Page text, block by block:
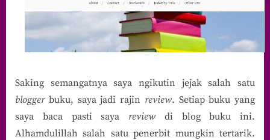
Saking semangatnya saya ngikutin jejak salah satu
bloggerbuku, saya jadi rajin review. Setiap buku yang
saya baca pasti saya review di blog buku ini.
Alhamdulillah salah satu penerbit mungkin tertarik.